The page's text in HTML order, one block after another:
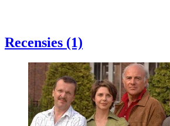
Recensies (1)